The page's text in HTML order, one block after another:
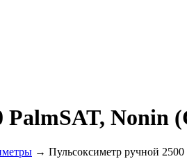
PalmSAT,
→ Пульсоксиметр ручной